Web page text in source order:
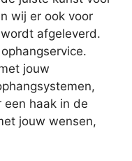
wij er ook voor
afgeleverd.
jouw
een haak in de
jouw wensen,